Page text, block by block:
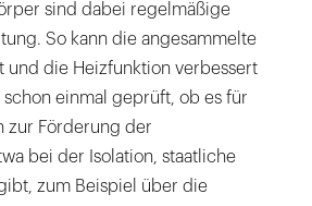
sind dabei regelmäßige
So kann die angesammelte
und die Heizfunktion verbessert
einmal geprüft, ob es für
zur Förderung der
bei der Isolation, staatliche
zum Beispiel über die